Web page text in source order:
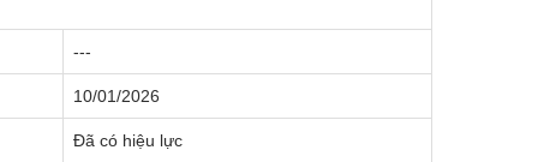
---
10/01/2026
Đã có hiệu lực